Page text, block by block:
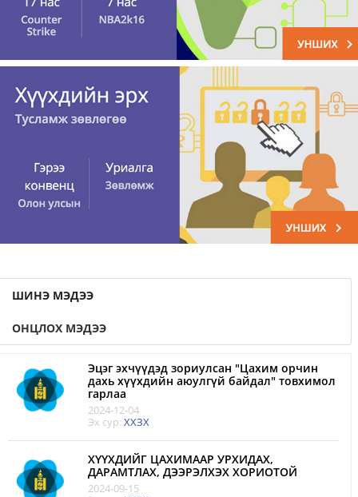
ШИНЭ МЭДЭЭ
ОНЦЛОХ МЭДЭЭ
Эцэг эхчүүдэд зориулсан "Цахим орчин
дахь хүүхдийн аюулгүй байдал" товхимол
гарлаа
2024-12-04
Эх сур: ХХЗХ
ХҮҮХДИЙГ ЦАХИМААР УРХИДАХ,
ДАРАМТЛАХ, ДЭЭРЭЛХЭХ ХОРИОТОЙ
2024-09-15